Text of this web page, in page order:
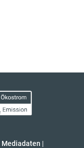
Mediadaten |